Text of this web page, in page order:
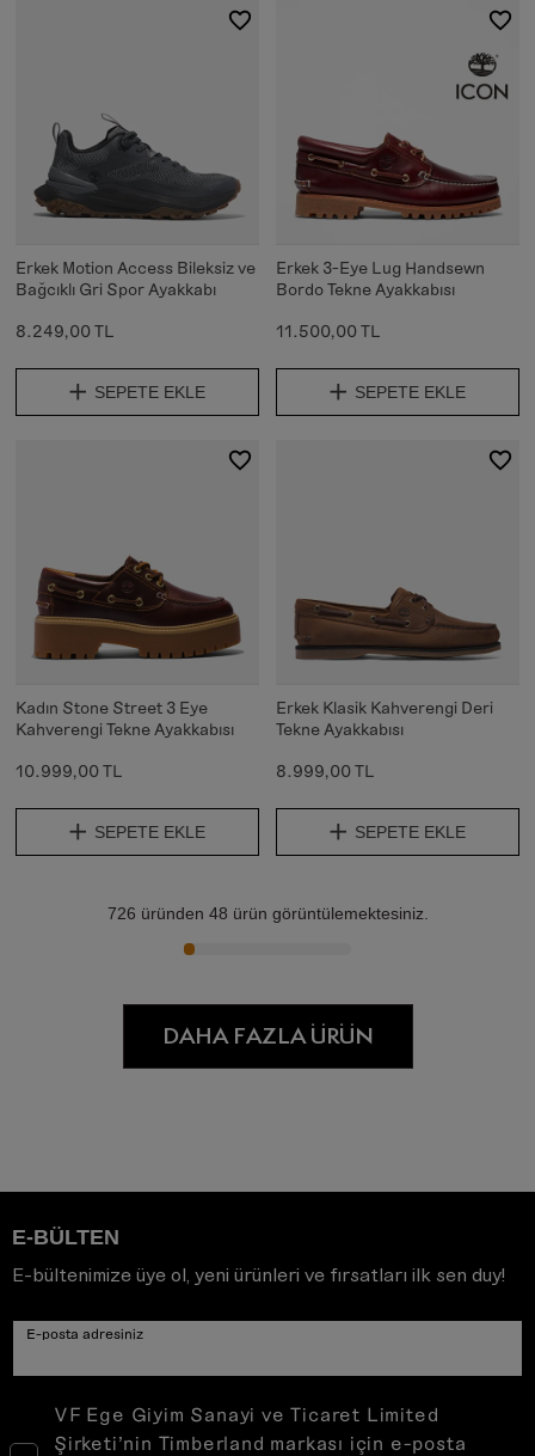
Erkek Motion Access Bileksiz ve
Bağcıklı Gri Spor Ayakkabı
8.249,00 TL
SEPETE EKLE
Erkek 3-Eye Lug Handsewn
Bordo Tekne Ayakkabısı
11.500,00 TL
SEPETE EKLE
Kadın Stone Street 3 Eye
Kahverengi Tekne Ayakkabısı
10.999,00 TL
SEPETE EKLE
Erkek Klasik Kahverengi Deri
Tekne Ayakkabısı
8.999,00 TL
SEPETE EKLE
726 üründen 48 ürün görüntülemektesiniz.
DAHA FAZLA ÜRÜN
E-BÜLTEN
E-bültenimize üye ol, yeni ürünleri ve fırsatları ilk sen duy!
E-posta adresiniz
VF Ege Giyim Sanayi ve Ticaret Limited
Şirketi’nin Timberland markası için e-posta